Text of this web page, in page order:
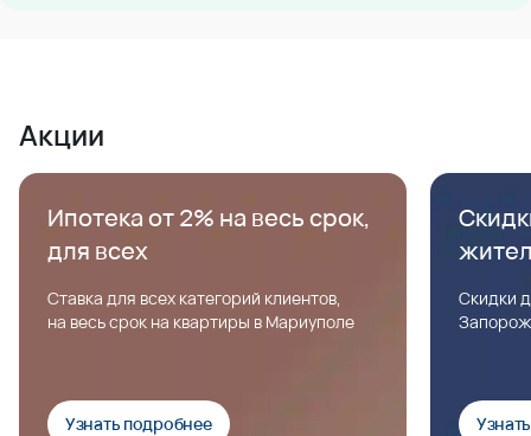
Акции
Ипотека от 2% на весь срок,
для всех
Ставка для всех категорий клиентов,
на весь срок на квартиры в Мариуполе
Узнать подробнее
Скидки